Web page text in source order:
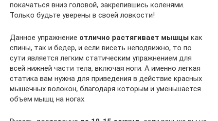
покачаться вниз головой, закрепившись коленями.
Только будьте уверены в своей ловкости!
Данное упражнение отлично растягивает мышцы как
спины, так и бедер, и если висеть неподвижно, то по
сути является легким статическим упражнением для
всей нижней части тела, включая ноги. А именно легкая
статика вам нужна для приведения в действие красных
мышечных волокон, благодаря которым и уменьшается
объем мышц на ногах.